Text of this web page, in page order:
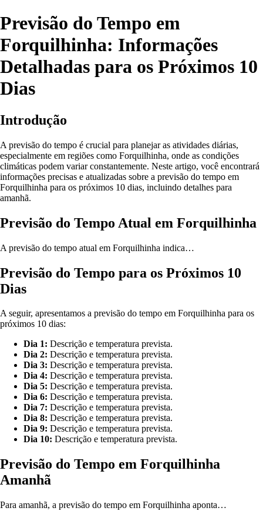
Previsão do Tempo em
Forquilhinha: Informações
Detalhadas para os Próximos 10
Dias
Introdução
A previsão do tempo é crucial para planejar as atividades diárias,
especialmente em regiões como Forquilhinha, onde as condições
climáticas podem variar constantemente. Neste artigo, você encontrará
informações precisas e atualizadas sobre a previsão do tempo em
Forquilhinha para os próximos 10 dias, incluindo detalhes para
amanhã.
Previsão do Tempo Atual em Forquilhinha
A previsão do tempo atual em Forquilhinha indica…
Previsão do Tempo para os Próximos 10
Dias
A seguir, apresentamos a previsão do tempo em Forquilhinha para os
próximos 10 dias:
Dia 1: Descrição e temperatura prevista.
Dia 2: Descrição e temperatura prevista.
Dia 3: Descrição e temperatura prevista.
Dia 4: Descrição e temperatura prevista.
Dia 5: Descrição e temperatura prevista.
Dia 6: Descrição e temperatura prevista.
Dia 7: Descrição e temperatura prevista.
Dia 8: Descrição e temperatura prevista.
Dia 9: Descrição e temperatura prevista.
Dia 10: Descrição e temperatura prevista.
Previsão do Tempo em Forquilhinha
Amanhã
Para amanhã, a previsão do tempo em Forquilhinha aponta…